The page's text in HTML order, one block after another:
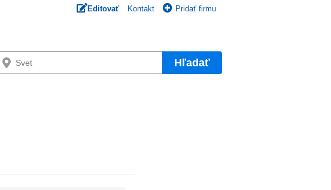
Editovať Kontakt Pridať firmu
Hľadať